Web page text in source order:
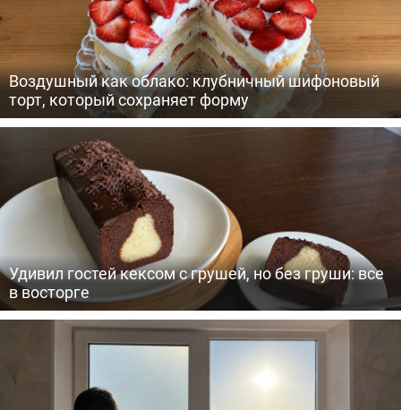
Воздушный как облако: клубничный шифоновый
торт, который сохраняет форму
Удивил гостей кексом с грушей, но без груши: все
в восторге